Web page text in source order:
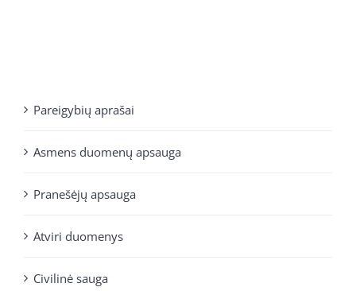
Pareigybių aprašai
Asmens duomenų apsauga
Pranešėjų apsauga
Atviri duomenys
Civilinė sauga